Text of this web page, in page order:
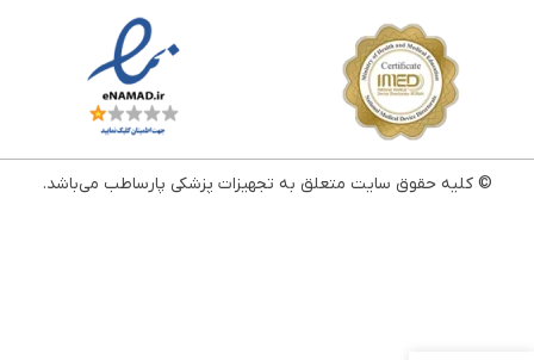
© کلیه حقوق سایت متعلق به تجهیزات پزشکی پارساطب می‌باشد.